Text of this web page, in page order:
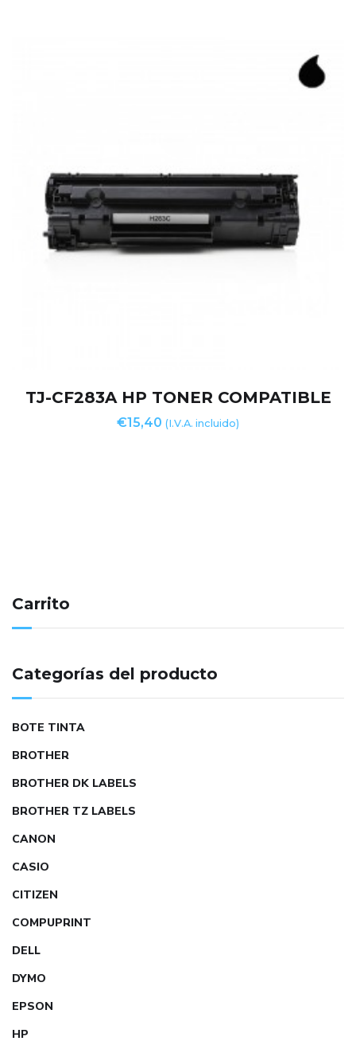
TJ-CF283A HP TONER COMPATIBLE
€15,40 (I.V.A. incluido)
Carrito
Categorías del producto
BOTE TINTA
BROTHER
BROTHER DK LABELS
BROTHER TZ LABELS
CANON
CASIO
CITIZEN
COMPUPRINT
DELL
DYMO
EPSON
HP